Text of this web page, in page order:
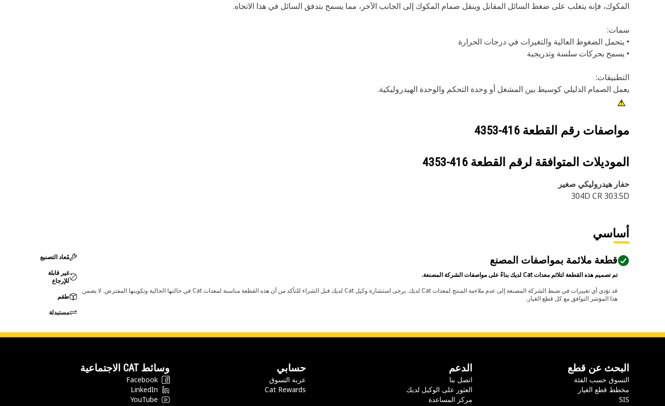
المكوك، فإنه يتغلب على ضغط السائل المقابل وينقل صمام المكوك إلى الجانب الآخر، مما يسمح بتدفق السائل في هذا الاتجاه.
سمات:
• يتحمل الضغوط العالية والتغيرات في درجات الحرارة
• يسمح بحركات سلسة وتدريجية
التطبيقات:
يعمل الصمام الدليلي كوسيط بين المشغل أو وحدة التحكم والوحدة الهيدروليكية.
مواصفات رقم القطعة 416-4353
الموديلات المتوافقة لرقم القطعة 416-4353
حفار هيدروليكي‬ صغير
304D CR 303.5D
أساسي
قطعة ملائمة بمواصفات المصنع
تم تصميم هذه القطعة لتلائم معدات Cat لديك بناءً على مواصفات الشركة المصنعة.
قد تؤدي أي تغييرات في ضبط الشركة المصنعة إلى عدم ملاءمة المنتج لمعدات Cat لديك. يرجى استشارة وكيل Cat لديك قبل الشراء للتأكد من أن هذه القطعة مناسبة لمعدات Cat في حالتها الحالية وتكوينها المفترض. لا يضمن
هذا المؤشر التوافق مع كل قطع الغيار.
مُعاد التصنيع
غير قابلة
للإرجاع
طقم
مستبدلة
البحث عن قطع
التسوق حسب الفئة
مخطط قطع الغيار
SIS
الدعم
اتصل بنا
العثور على الوكيل لديك
مركز المساعدة
حسابي
عربة التسوق
Cat Rewards
وسائط CAT الاجتماعية
Facebook
LinkedIn
YouTube